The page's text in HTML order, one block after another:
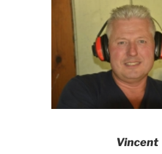
Vincent